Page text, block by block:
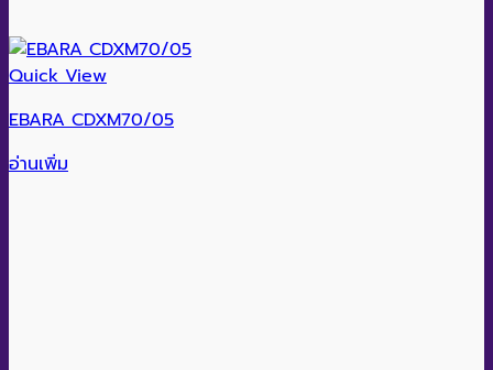
Quick View
EBARA CDXM70/05
อ่านเพิ่ม